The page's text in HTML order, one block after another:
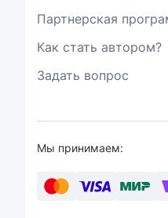
Партнерская
Как стать автором?
Задать вопрос
Мы принимаем: